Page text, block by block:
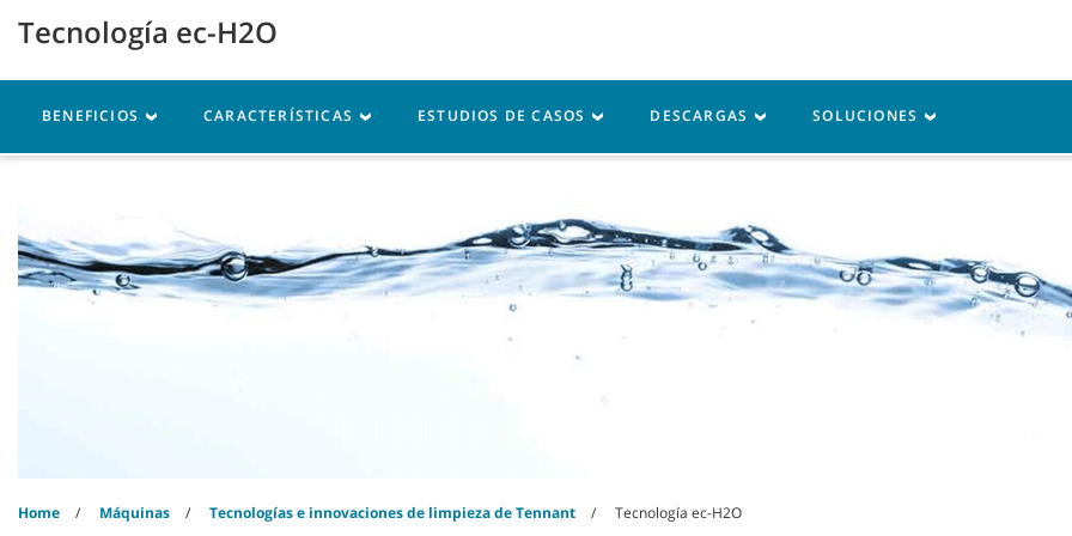
menu
Iniciar
Máquinas Piezas Servicio Recursos
Home Máquinas Tecnologías e innovaciones de limpieza de Tennant Tecnología ec-H2O
Tecnología ec-H2O
BENEFICIOS CARACTERÍSTICAS ESTUDIOS DE CASOS DESCARGAS SOLUCIONES